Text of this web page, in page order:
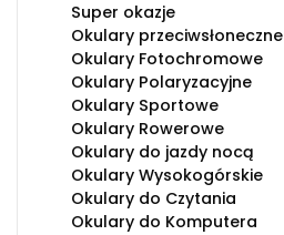
Super okazje
Okulary przeciwsłoneczne
Okulary Fotochromowe
Okulary Polaryzacyjne
Okulary Sportowe
Okulary Rowerowe
Okulary do jazdy nocą
Okulary Wysokogórskie
Okulary do Czytania
Okulary do Komputera